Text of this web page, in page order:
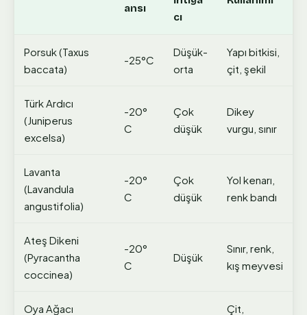
ansı
cı
Porsuk (Taxus
baccata)
-25°C
Düşük-
orta
Yapı bitkisi,
çit, şekil
Türk Ardıcı
(Juniperus
excelsa)
-20°
C
Çok
düşük
Dikey
vurgu, sınır
Lavanta
(Lavandula
angustifolia)
-20°
C
Çok
düşük
Yol kenarı,
renk bandı
Ateş Dikeni
(Pyracantha
coccinea)
-20°
C
Düşük
Sınır, renk,
kış meyvesi
Oya Ağacı Çit,